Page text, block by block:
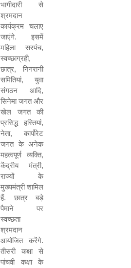
भागीदारी से
श्रमदान
कार्यक्रम चलाए
जाएंगे. इसमें
महिला सरपंच,
स्वच्छाग्रही,
छात्र, निगरानी
समितियां, युवा
संगठन आदि,
सिनेमा जगत और
खेल जगत की
प्रसिद्ध हस्तियां,
नेता, कार्पोरेट
जगत के अनेक
महत्वपूर्ण व्यक्ति,
केंद्रीय मंत्री,
राज्यों के
मुख्यमंत्री शामिल
हैं. छात्र बड़े
पैमाने पर
स्वच्छता
श्रमदान
आयोजित करेंगे.
तीसरी कक्षा से
पांचवी कक्षा के